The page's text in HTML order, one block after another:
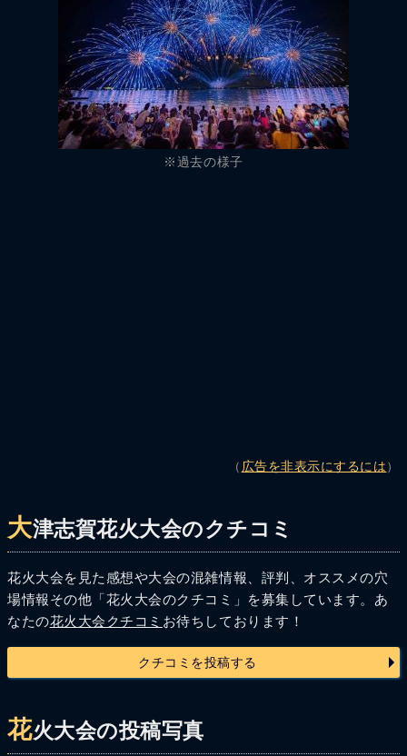
※過去の様子
（ 広告を非表示にするには ）
大津志賀花火大会のクチコミ
花火大会を見た感想や大会の混雑情報、評判、オススメの穴
場情報その他「花火大会のクチコミ」を募集しています。あ
なたの花火大会クチコミ お待ちしております！
クチコミを投稿する
花火大会の投稿写真